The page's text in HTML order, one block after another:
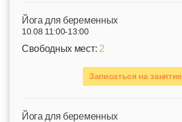
Йога для беременных
10.08 11:00-13:00
Свободных мест: 2
Записаться на занятие
Йога для беременных